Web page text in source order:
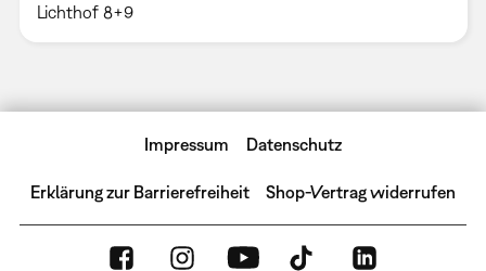
Lichthof 8+9
Impressum Datenschutz
Erklärung zur Barrierefreiheit Shop-Vertrag widerrufen